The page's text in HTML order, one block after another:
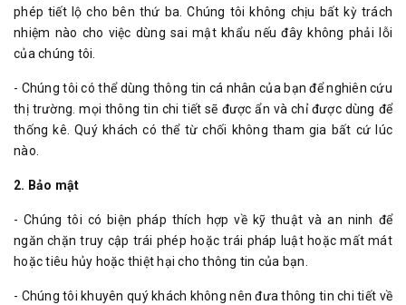
phép tiết lộ cho bên thứ ba. Chúng tôi không chịu bất kỳ trách
nhiệm nào cho việc dùng sai mật khẩu nếu đây không phải lỗi
của chúng tôi.
- Chúng tôi có thể dùng thông tin cá nhân của bạn để nghiên cứu
thị trường. mọi thông tin chi tiết sẽ được ẩn và chỉ được dùng để
thống kê. Quý khách có thể từ chối không tham gia bất cứ lúc
nào.
2. Bảo mật
- Chúng tôi có biện pháp thích hợp về kỹ thuật và an ninh để
ngăn chặn truy cập trái phép hoặc trái pháp luật hoặc mất mát
hoặc tiêu hủy hoặc thiệt hại cho thông tin của bạn.
- Chúng tôi khuyên quý khách không nên đưa thông tin chi tiết về